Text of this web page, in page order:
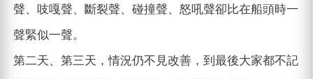
聲、吱嘎聲、斷裂聲、碰撞聲、怒吼聲卻比在船頭時一
聲緊似一聲。
第二天、第三天，情況仍不見改善，到最後大家都不記